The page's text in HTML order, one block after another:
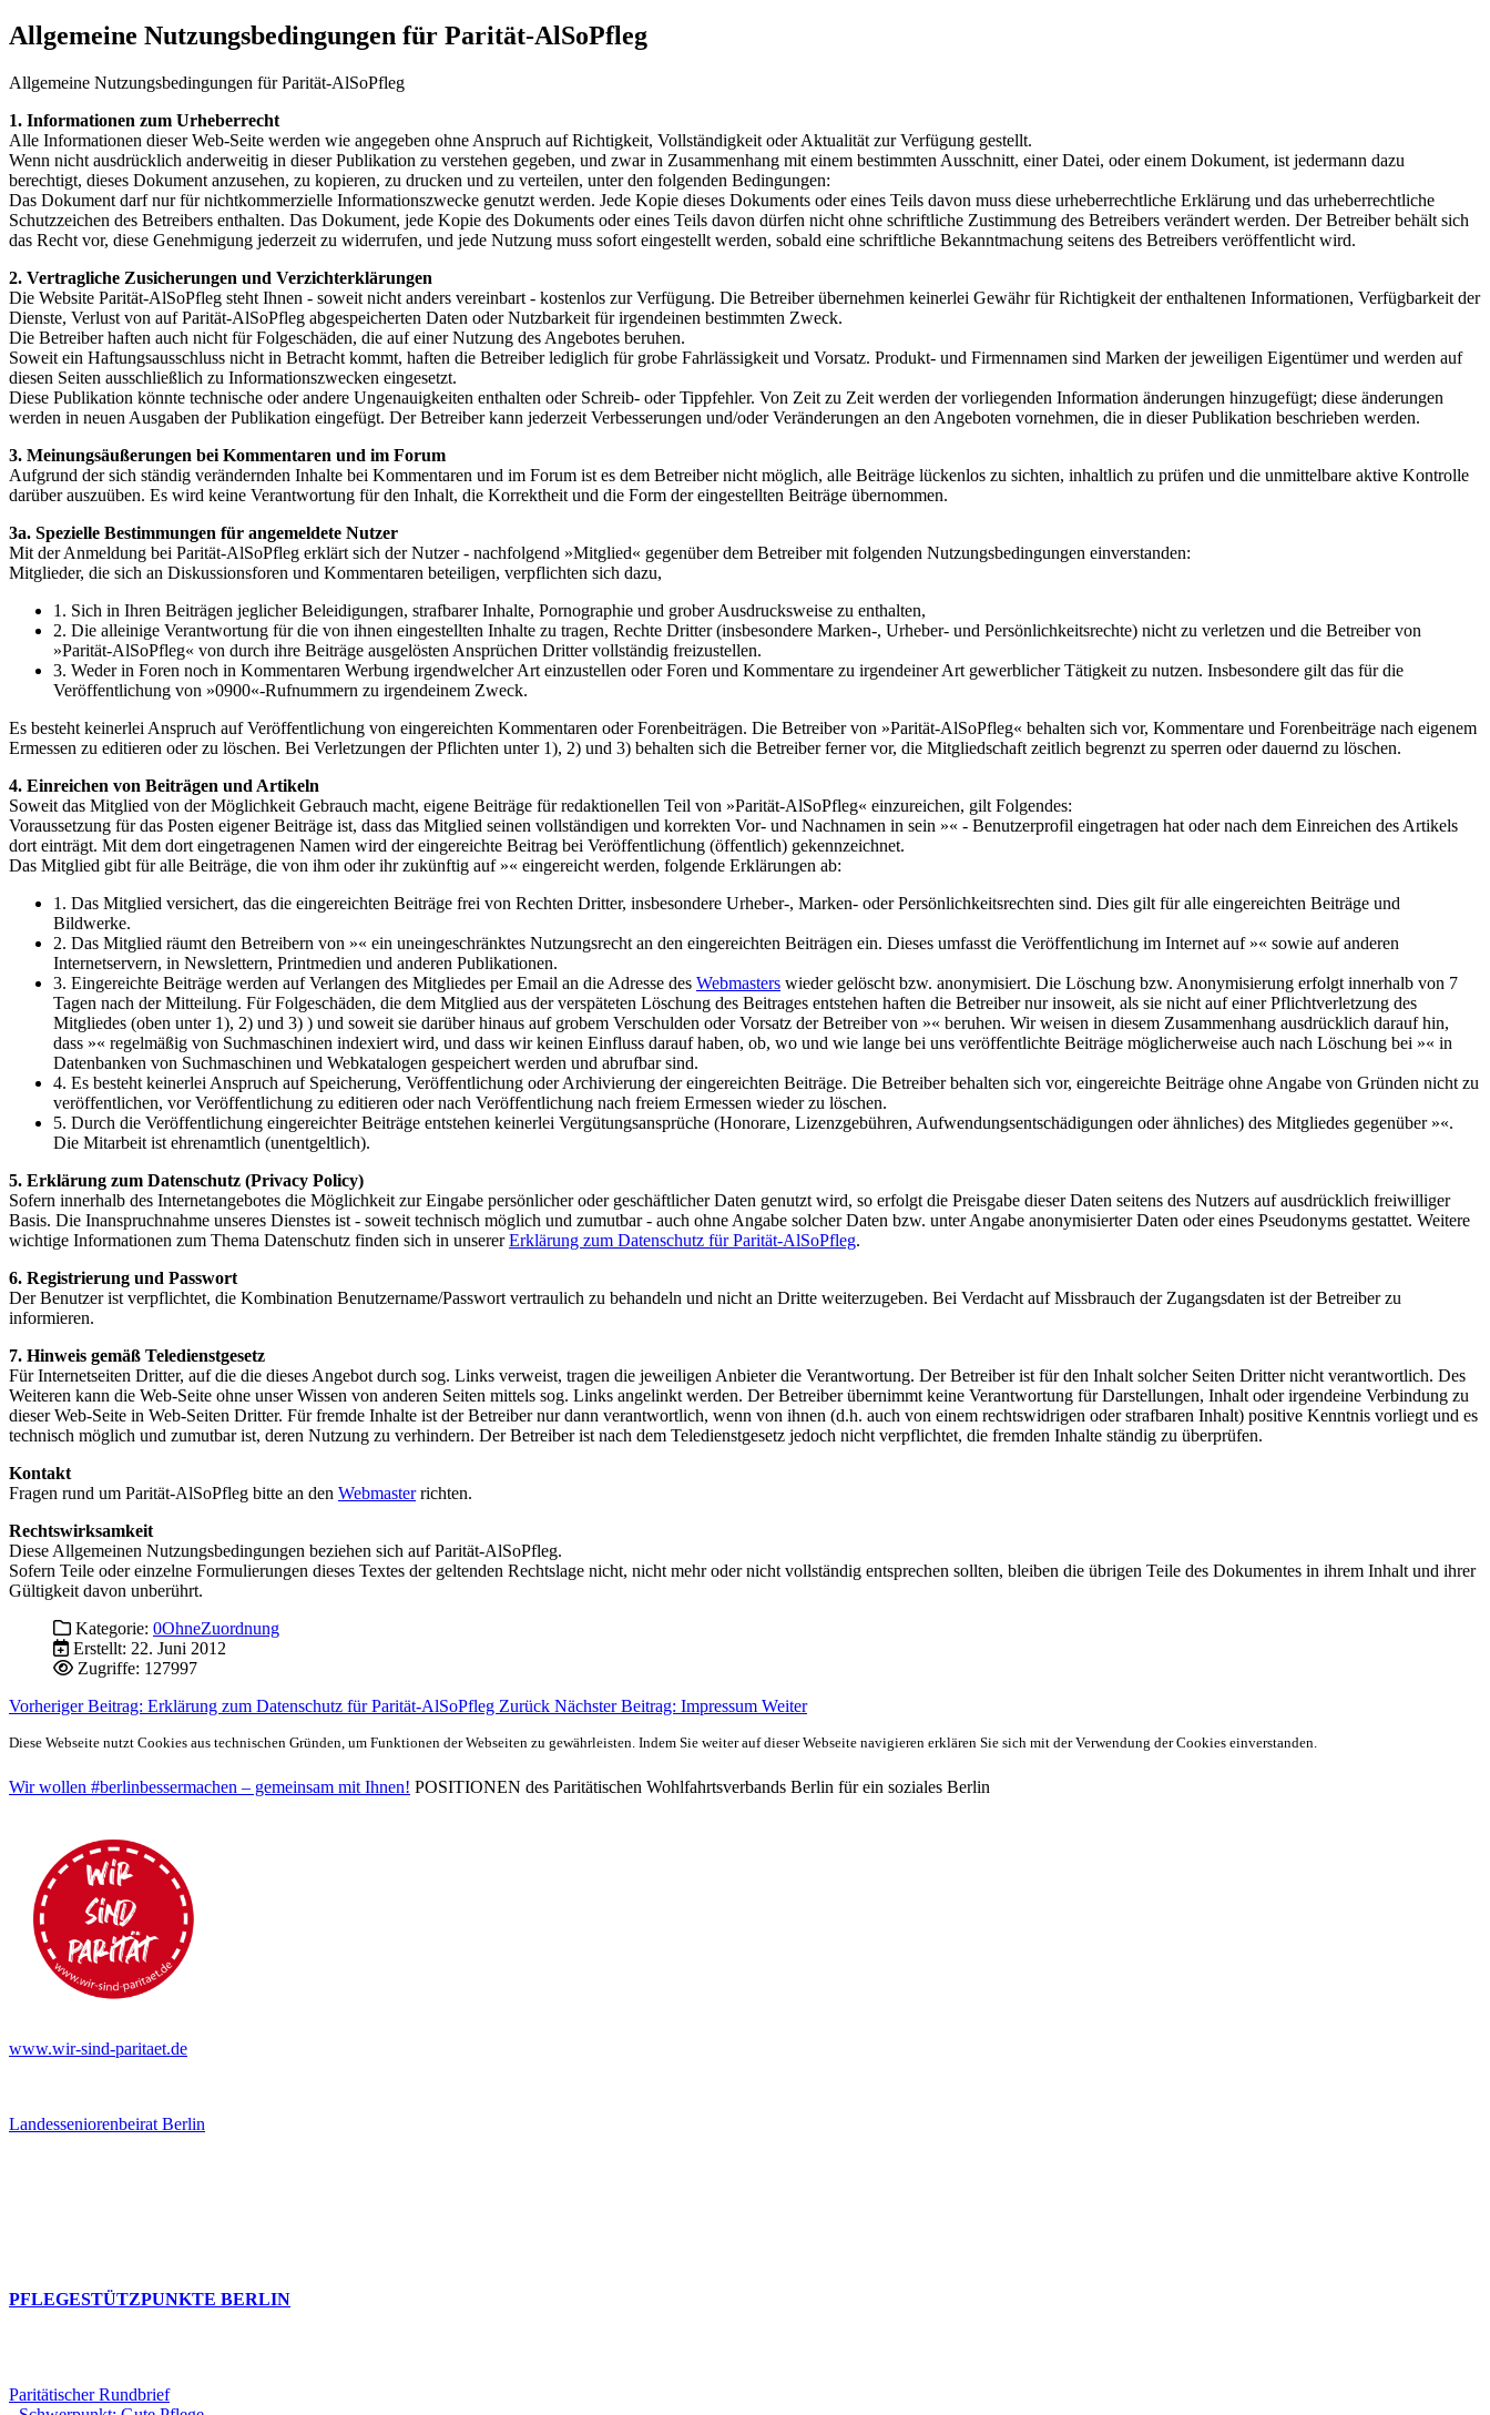
Allgemeine Nutzungsbedingungen für Parität-AlSoPfleg
Allgemeine Nutzungsbedingungen für Parität-AlSoPfleg
1. Informationen zum Urheberrecht
Alle Informationen dieser Web-Seite werden wie angegeben ohne Anspruch auf Richtigkeit, Vollständigkeit oder Aktualität zur Verfügung gestellt.
Wenn nicht ausdrücklich anderweitig in dieser Publikation zu verstehen gegeben, und zwar in Zusammenhang mit einem bestimmten Ausschnitt, einer Datei, oder einem Dokument, ist jedermann dazu
berechtigt, dieses Dokument anzusehen, zu kopieren, zu drucken und zu verteilen, unter den folgenden Bedingungen:
Das Dokument darf nur für nichtkommerzielle Informationszwecke genutzt werden. Jede Kopie dieses Dokuments oder eines Teils davon muss diese urheberrechtliche Erklärung und das urheberrechtliche
Schutzzeichen des Betreibers enthalten. Das Dokument, jede Kopie des Dokuments oder eines Teils davon dürfen nicht ohne schriftliche Zustimmung des Betreibers verändert werden. Der Betreiber behält sich
das Recht vor, diese Genehmigung jederzeit zu widerrufen, und jede Nutzung muss sofort eingestellt werden, sobald eine schriftliche Bekanntmachung seitens des Betreibers veröffentlicht wird.
2. Vertragliche Zusicherungen und Verzichterklärungen
Die Website Parität-AlSoPfleg steht Ihnen - soweit nicht anders vereinbart - kostenlos zur Verfügung. Die Betreiber übernehmen keinerlei Gewähr für Richtigkeit der enthaltenen Informationen, Verfügbarkeit der
Dienste, Verlust von auf Parität-AlSoPfleg abgespeicherten Daten oder Nutzbarkeit für irgendeinen bestimmten Zweck.
Die Betreiber haften auch nicht für Folgeschäden, die auf einer Nutzung des Angebotes beruhen.
Soweit ein Haftungsausschluss nicht in Betracht kommt, haften die Betreiber lediglich für grobe Fahrlässigkeit und Vorsatz. Produkt- und Firmennamen sind Marken der jeweiligen Eigentümer und werden auf
diesen Seiten ausschließlich zu Informationszwecken eingesetzt.
Diese Publikation könnte technische oder andere Ungenauigkeiten enthalten oder Schreib- oder Tippfehler. Von Zeit zu Zeit werden der vorliegenden Information änderungen hinzugefügt; diese änderungen
werden in neuen Ausgaben der Publikation eingefügt. Der Betreiber kann jederzeit Verbesserungen und/oder Veränderungen an den Angeboten vornehmen, die in dieser Publikation beschrieben werden.
3. Meinungsäußerungen bei Kommentaren und im Forum
Aufgrund der sich ständig verändernden Inhalte bei Kommentaren und im Forum ist es dem Betreiber nicht möglich, alle Beiträge lückenlos zu sichten, inhaltlich zu prüfen und die unmittelbare aktive Kontrolle
darüber auszuüben. Es wird keine Verantwortung für den Inhalt, die Korrektheit und die Form der eingestellten Beiträge übernommen.
3a. Spezielle Bestimmungen für angemeldete Nutzer
Mit der Anmeldung bei Parität-AlSoPfleg erklärt sich der Nutzer - nachfolgend »Mitglied« gegenüber dem Betreiber mit folgenden Nutzungsbedingungen einverstanden:
Mitglieder, die sich an Diskussionsforen und Kommentaren beteiligen, verpflichten sich dazu,
1. Sich in Ihren Beiträgen jeglicher Beleidigungen, strafbarer Inhalte, Pornographie und grober Ausdrucksweise zu enthalten,
2. Die alleinige Verantwortung für die von ihnen eingestellten Inhalte zu tragen, Rechte Dritter (insbesondere Marken-, Urheber- und Persönlichkeitsrechte) nicht zu verletzen und die Betreiber von
»Parität-AlSoPfleg« von durch ihre Beiträge ausgelösten Ansprüchen Dritter vollständig freizustellen.
3. Weder in Foren noch in Kommentaren Werbung irgendwelcher Art einzustellen oder Foren und Kommentare zu irgendeiner Art gewerblicher Tätigkeit zu nutzen. Insbesondere gilt das für die
Veröffentlichung von »0900«-Rufnummern zu irgendeinem Zweck.
Es besteht keinerlei Anspruch auf Veröffentlichung von eingereichten Kommentaren oder Forenbeiträgen. Die Betreiber von »Parität-AlSoPfleg« behalten sich vor, Kommentare und Forenbeiträge nach eigenem
Ermessen zu editieren oder zu löschen. Bei Verletzungen der Pflichten unter 1), 2) und 3) behalten sich die Betreiber ferner vor, die Mitgliedschaft zeitlich begrenzt zu sperren oder dauernd zu löschen.
4. Einreichen von Beiträgen und Artikeln
Soweit das Mitglied von der Möglichkeit Gebrauch macht, eigene Beiträge für redaktionellen Teil von »Parität-AlSoPfleg« einzureichen, gilt Folgendes:
Voraussetzung für das Posten eigener Beiträge ist, dass das Mitglied seinen vollständigen und korrekten Vor- und Nachnamen in sein »« - Benutzerprofil eingetragen hat oder nach dem Einreichen des Artikels
dort einträgt. Mit dem dort eingetragenen Namen wird der eingereichte Beitrag bei Veröffentlichung (öffentlich) gekennzeichnet.
Das Mitglied gibt für alle Beiträge, die von ihm oder ihr zukünftig auf »« eingereicht werden, folgende Erklärungen ab:
1. Das Mitglied versichert, das die eingereichten Beiträge frei von Rechten Dritter, insbesondere Urheber-, Marken- oder Persönlichkeitsrechten sind. Dies gilt für alle eingereichten Beiträge und
Bildwerke.
2. Das Mitglied räumt den Betreibern von »« ein uneingeschränktes Nutzungsrecht an den eingereichten Beiträgen ein. Dieses umfasst die Veröffentlichung im Internet auf »« sowie auf anderen
Internetservern, in Newslettern, Printmedien und anderen Publikationen.
3. Eingereichte Beiträge werden auf Verlangen des Mitgliedes per Email an die Adresse des Webmasters wieder gelöscht bzw. anonymisiert. Die Löschung bzw. Anonymisierung erfolgt innerhalb von 7
Tagen nach der Mitteilung. Für Folgeschäden, die dem Mitglied aus der verspäteten Löschung des Beitrages entstehen haften die Betreiber nur insoweit, als sie nicht auf einer Pflichtverletzung des
Mitgliedes (oben unter 1), 2) und 3) ) und soweit sie darüber hinaus auf grobem Verschulden oder Vorsatz der Betreiber von »« beruhen. Wir weisen in diesem Zusammenhang ausdrücklich darauf hin,
dass »« regelmäßig von Suchmaschinen indexiert wird, und dass wir keinen Einfluss darauf haben, ob, wo und wie lange bei uns veröffentlichte Beiträge möglicherweise auch nach Löschung bei »« in
Datenbanken von Suchmaschinen und Webkatalogen gespeichert werden und abrufbar sind.
4. Es besteht keinerlei Anspruch auf Speicherung, Veröffentlichung oder Archivierung der eingereichten Beiträge. Die Betreiber behalten sich vor, eingereichte Beiträge ohne Angabe von Gründen nicht zu
veröffentlichen, vor Veröffentlichung zu editieren oder nach Veröffentlichung nach freiem Ermessen wieder zu löschen.
5. Durch die Veröffentlichung eingereichter Beiträge entstehen keinerlei Vergütungsansprüche (Honorare, Lizenzgebühren, Aufwendungsentschädigungen oder ähnliches) des Mitgliedes gegenüber »«.
Die Mitarbeit ist ehrenamtlich (unentgeltlich).
5. Erklärung zum Datenschutz (Privacy Policy)
Sofern innerhalb des Internetangebotes die Möglichkeit zur Eingabe persönlicher oder geschäftlicher Daten genutzt wird, so erfolgt die Preisgabe dieser Daten seitens des Nutzers auf ausdrücklich freiwilliger
Basis. Die Inanspruchnahme unseres Dienstes ist - soweit technisch möglich und zumutbar - auch ohne Angabe solcher Daten bzw. unter Angabe anonymisierter Daten oder eines Pseudonyms gestattet. Weitere
wichtige Informationen zum Thema Datenschutz finden sich in unsererErklärung zum Datenschutz für Parität-AlSoPfleg.
6. Registrierung und Passwort
Der Benutzer ist verpflichtet, die Kombination Benutzername/Passwort vertraulich zu behandeln und nicht an Dritte weiterzugeben. Bei Verdacht auf Missbrauch der Zugangsdaten ist der Betreiber zu
informieren.
7. Hinweis gemäß Teledienstgesetz
Für Internetseiten Dritter, auf die die dieses Angebot durch sog. Links verweist, tragen die jeweiligen Anbieter die Verantwortung. Der Betreiber ist für den Inhalt solcher Seiten Dritter nicht verantwortlich. Des
Weiteren kann die Web-Seite ohne unser Wissen von anderen Seiten mittels sog. Links angelinkt werden. Der Betreiber übernimmt keine Verantwortung für Darstellungen, Inhalt oder irgendeine Verbindung zu
dieser Web-Seite in Web-Seiten Dritter. Für fremde Inhalte ist der Betreiber nur dann verantwortlich, wenn von ihnen (d.h. auch von einem rechtswidrigen oder strafbaren Inhalt) positive Kenntnis vorliegt und es
technisch möglich und zumutbar ist, deren Nutzung zu verhindern. Der Betreiber ist nach dem Teledienstgesetz jedoch nicht verpflichtet, die fremden Inhalte ständig zu überprüfen.
Kontakt
Fragen rund um Parität-AlSoPfleg bitte an den Webmasterrichten.
Rechtswirksamkeit
Diese Allgemeinen Nutzungsbedingungen beziehen sich auf Parität-AlSoPfleg.
Sofern Teile oder einzelne Formulierungen dieses Textes der geltenden Rechtslage nicht, nicht mehr oder nicht vollständig entsprechen sollten, bleiben die übrigen Teile des Dokumentes in ihrem Inhalt und ihrer
Gültigkeit davon unberührt.
Kategorie: 0OhneZuordnung
Erstellt: 22. Juni 2012
Zugriffe: 127997
Vorheriger Beitrag: Erklärung zum Datenschutz für Parität-AlSoPfleg Zurück Nächster Beitrag: Impressum Weiter
Diese Webseite nutzt Cookies aus technischen Gründen, um Funktionen der Webseiten zu gewährleisten. Indem Sie weiter auf dieser Webseite navigieren erklären Sie sich mit der Verwendung der Cookies einverstanden.
Wir wollen #berlinbessermachen – gemeinsam mit Ihnen! POSITIONEN des Paritätischen Wohlfahrtsverbands Berlin für ein soziales Berlin
www.wir-sind-paritaet.de
Landesseniorenbeirat Berlin
PFLEGESTÜTZPUNKTE BERLIN
Paritätischer Rundbrief